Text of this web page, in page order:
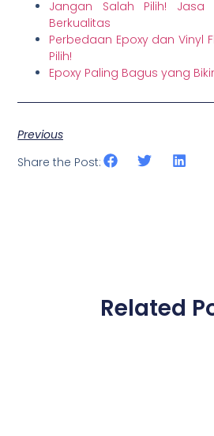
Jangan Salah Pilih! Jasa
Berkualitas
Perbedaan Epoxy dan Vinyl
Pilih!
Epoxy Paling Bagus yang
Previous
Share the Post:
Related